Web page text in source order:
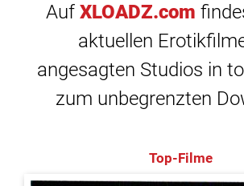
Auf XLOADZ.com
aktuellen
angesagten Studios in
zum unbegrenzten
Top-Filme